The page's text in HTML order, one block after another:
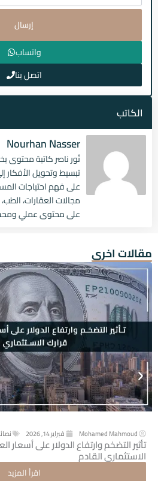
إرسال
واتساب
اتصل بنا
الكاتب
Nourhan Nasser
تبسيط وتحويل
على فهم احتياجات
مجالات العقارات، الطب،
على محتوى عملي
مقالات اخرى
Mohamed Mahmoud فبراير 14, 2026
تأثير التضخم وارتفاع الدولار على
الاستثماري القادم
اقرأ المزيد